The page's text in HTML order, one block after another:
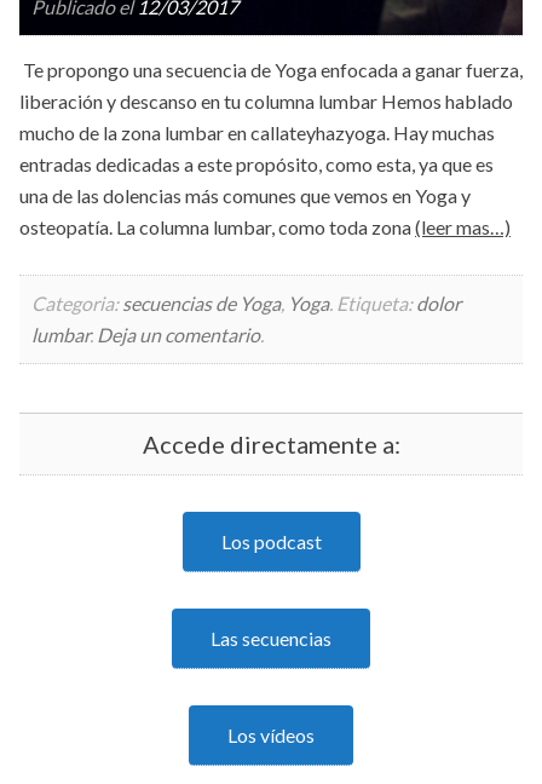
Publicado el 12/03/2017
Te propongo una secuencia de Yoga enfocada a ganar fuerza,
liberación y descanso en tu columna lumbar Hemos hablado
mucho de la zona lumbar en callateyhazyoga. Hay muchas
entradas dedicadas a este propósito, como esta, ya que es
una de las dolencias más comunes que vemos en Yoga y
osteopatía. La columna lumbar, como toda zona(leer mas…)
Categoria:secuencias de Yoga, Yoga. Etiqueta:dolor
lumbar. Deja un comentario.
Accede directamente a:
Los podcast
Las secuencias
Los vídeos